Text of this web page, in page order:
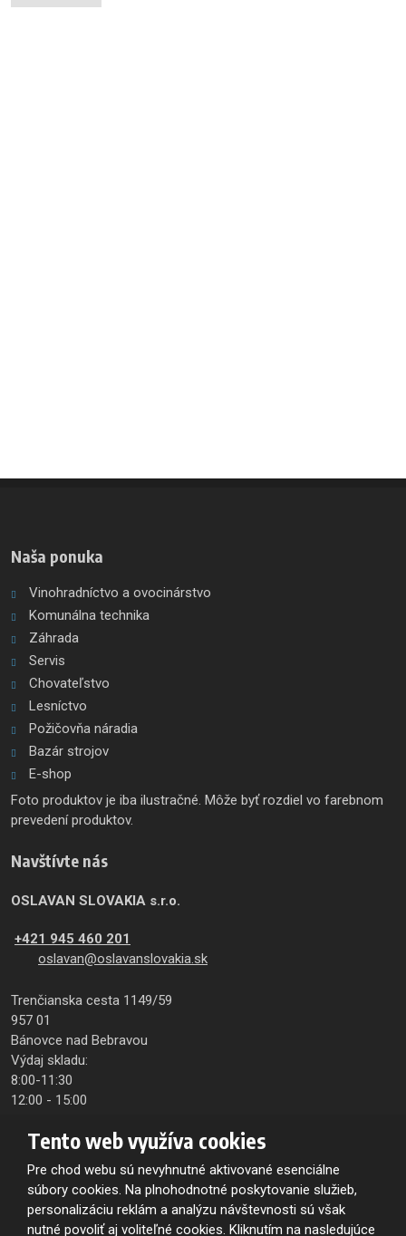
Naša ponuka
Vinohradníctvo a ovocinárstvo
Komunálna technika
Záhrada
Servis
Chovateľstvo
Lesníctvo
Požičovňa náradia
Bazár strojov
E-shop
Foto produktov je iba ilustračné. Môže byť rozdiel vo farebnom
prevedení produktov.
Navštívte nás
OSLAVAN SLOVAKIA s.r.o.
+421 945 460 201
oslavan@oslavanslovakia.sk
Trenčianska cesta 1149/59
957 01
Bánovce nad Bebravou
Výdaj skladu:
8:00-11:30
12:00 - 15:00
Zasielanie noviniek e-mailom
Na odber obchodných a firemných informácii
sa zaregistrujte
Tento web využíva cookies
Pre chod webu sú nevyhnutné aktivované esenciálne
súbory cookies. Na plnohodnotné poskytovanie služieb,
personalizáciu reklám a analýzu návštevnosti sú však
nutné povoliť aj voliteľné cookies. Kliknutím na nasledujúce